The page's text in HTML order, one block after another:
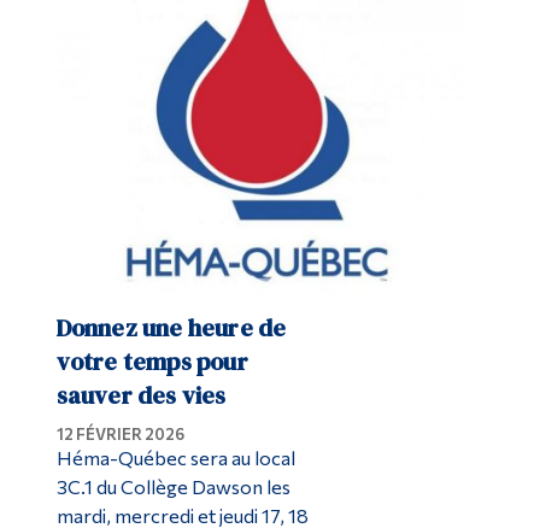
Donnez une heure de
votre temps pour
sauver des vies
12 FÉVRIER 2026
Héma-Québec sera au local
3C.1 du Collège Dawson les
mardi, mercredi et jeudi 17, 18